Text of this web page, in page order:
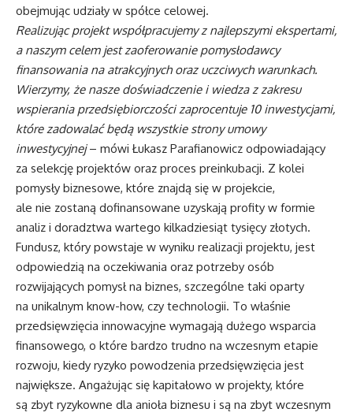
obejmując udziały w spółce celowej.
Realizując projekt współpracujemy z najlepszymi ekspertami,
a naszym celem jest zaoferowanie pomysłodawcy
finansowania na atrakcyjnych oraz uczciwych warunkach.
Wierzymy, że nasze doświadczenie i wiedza z zakresu
wspierania przedsiębiorczości zaprocentuje 10 inwestycjami,
które zadowalać będą wszystkie strony umowy
inwestycyjnej– mówi Łukasz Parafianowicz odpowiadający
za selekcję projektów oraz proces preinkubacji. Z kolei
pomysły biznesowe, które znajdą się w projekcie,
ale nie zostaną dofinansowane uzyskają profity w formie
analiz i doradztwa wartego kilkadziesiąt tysięcy złotych.
Fundusz, który powstaje w wyniku realizacji projektu, jest
odpowiedzią na oczekiwania oraz potrzeby osób
rozwijających pomysł na biznes, szczególne taki oparty
na unikalnym know-how, czy technologii. To właśnie
przedsięwzięcia innowacyjne wymagają dużego wsparcia
finansowego, o które bardzo trudno na wczesnym etapie
rozwoju, kiedy ryzyko powodzenia przedsięwzięcia jest
największe. Angażując się kapitałowo w projekty, które
są zbyt ryzykowne dla anioła biznesu i są na zbyt wczesnym